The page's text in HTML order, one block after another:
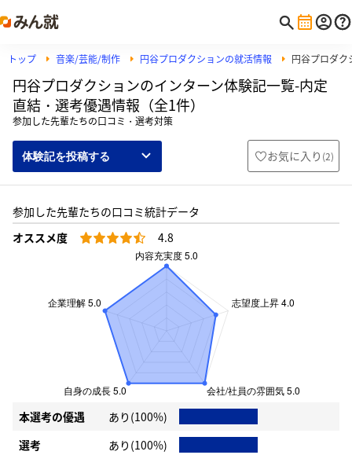
トップ 音楽/芸能/制作 円谷プロダクションの就活情報 円谷プロダク
円谷プロダクションのインターン体験記一覧-内定
直結・選考優遇情報（全1件）
参加した先輩たちの口コミ・選考対策
体験記を投稿する お気に入り (2)
参加した先輩たちの口コミ統計データ
オススメ度
4.8
本選考の優遇
あり(100%)
選考
あり(100%)